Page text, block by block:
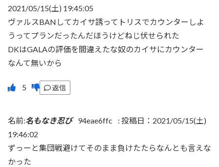
2021/05/15(土) 19:45:05
ヴァルスBANしてカイサ誘ってトリスでカウンターしよ
うってプランだったんだほうけどねじ伏せられた
DKはGALAの評価を間違えたな奴のカイサにカウンター
なんて無いから
返信
名前:名もなき忍び 94eae6ffc : 投稿日：2021/05/15(土)
19:46:02
ずっーと集団戦避けてそのまま負けたたらなんとも言えな
かった